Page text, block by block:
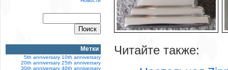
Читайте также:
Метки
5th anniversary 10th anniversary
20th anniversary 25th anniversary
30th anniversary 40th anniversary